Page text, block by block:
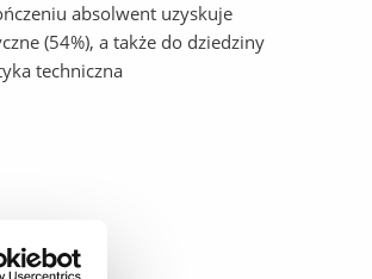
absolwent uzyskuje
(54%), a także do dziedziny
techniczna